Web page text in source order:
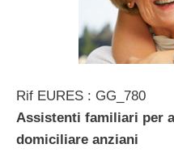
Rif EURES : GG_780
Assistenti familiari per
domiciliare anziani